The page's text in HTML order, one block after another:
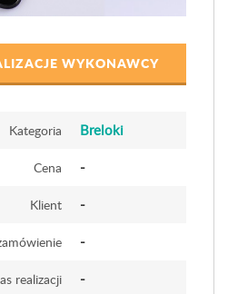
WYKONAWCY
Kategoria Breloki
Cena -
Klient -
-
realizacji -